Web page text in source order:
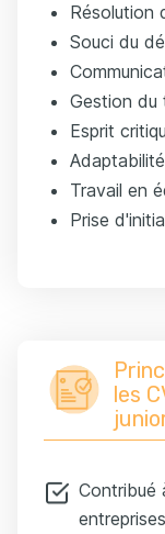
Résolution
Souci du
Gestion du
Esprit
Adaptabilité
Travail en
Prise
les
Contribué